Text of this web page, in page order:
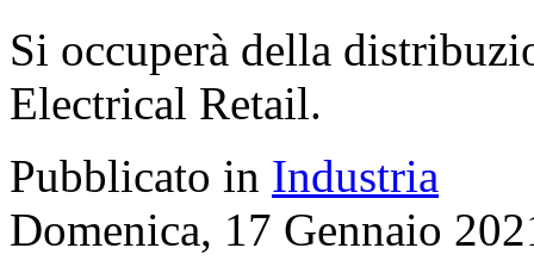
Si occuperà della
Electrical Retail.
Pubblicato in Industria
Domenica, 17 Gennaio